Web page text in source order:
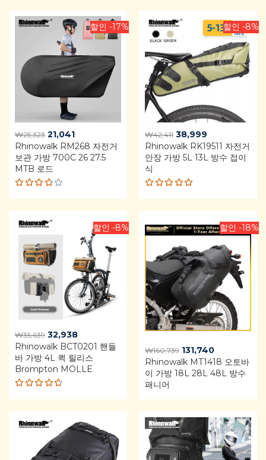
할인 -17%
₩25,323 Original
price
was:
₩25,323.
21,041Current
price
is:
Rhinowalk RM268 자전거
보관 가방 700C 26 27.5
MTB 로드
Rated
3.75
out of
5
할인 -8%
₩42,411 Original
price
was:
38,999
price
is:
Rhinowalk RK19511 자전거
안장 가방 5L 13L 방수 접이
식
Rated
4.92out
할인 -8%
₩35,639 Original
price
was:
₩35,639.
32,938Current
price
is:
₩32,938.
Rhinowalk BCT0201 핸들
바 가방 4L 퀵 릴리스
Brompton MOLLE
Rated
4.68
out of 5
할인 -18%
₩160,739 Original
price
was:
131,740Current
price
is:
Rhinowalk MT1418 오토바
이 가방 18L 28L 48L 방수
패니어